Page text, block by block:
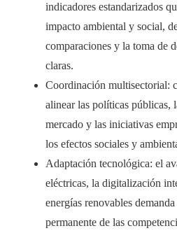
indicadores estandarizados
impacto ambiental y social,
comparaciones y la toma de
claras.
Coordinación multisectorial:
alinear las políticas públicas,
mercado y las iniciativas
los efectos sociales y
Adaptación tecnológica: el
eléctricas, la digitalización
energías renovables
permanente de las